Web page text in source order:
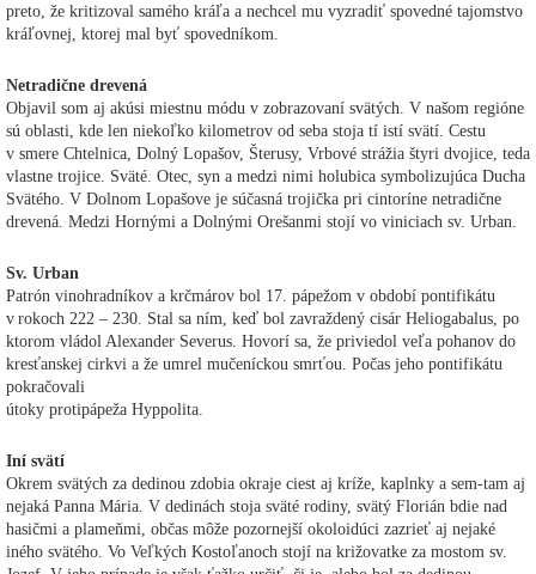
preto, že kritizoval samého kráľa a nechcel mu vyzradiť spovedné tajomstvo
kráľovnej, ktorej mal byť spovedníkom.
Netradične drevená
Objavil som aj akúsi miestnu módu v zobrazovaní svätých. V našom regióne
sú oblasti, kde len niekoľko kilometrov od seba stoja tí istí svätí. Cestu
v smere Chtelnica, Dolný Lopašov, Šterusy, Vrbové strážia štyri dvojice, teda
vlastne trojice. Sväté. Otec, syn a medzi nimi holubica symbolizujúca Ducha
Svätého. V Dolnom Lopašove je súčasná trojička pri cintoríne netradične
drevená. Medzi Hornými a Dolnými Orešanmi stojí vo viniciach sv. Urban.
Sv. Urban
Patrón vinohradníkov a krčmárov bol 17. pápežom v období pontifikátu
v rokoch 222 – 230. Stal sa ním, keď bol zavraždený cisár Heliogabalus, po
ktorom vládol Alexander Severus. Hovorí sa, že priviedol veľa pohanov do
kresťanskej cirkvi a že umrel mučeníckou smrťou. Počas jeho pontifikátu
pokračovali
útoky protipápeža Hyppolita.
Iní svätí
Okrem svätých za dedinou zdobia okraje ciest aj kríže, kaplnky a sem-tam aj
nejaká Panna Mária. V dedinách stoja sväté rodiny, svätý Florián bdie nad
hasičmi a plameňmi, občas môže pozornejší okoloidúci zazrieť aj nejaké
iného svätého. Vo Veľkých Kostoľanoch stojí na križovatke za mostom sv.